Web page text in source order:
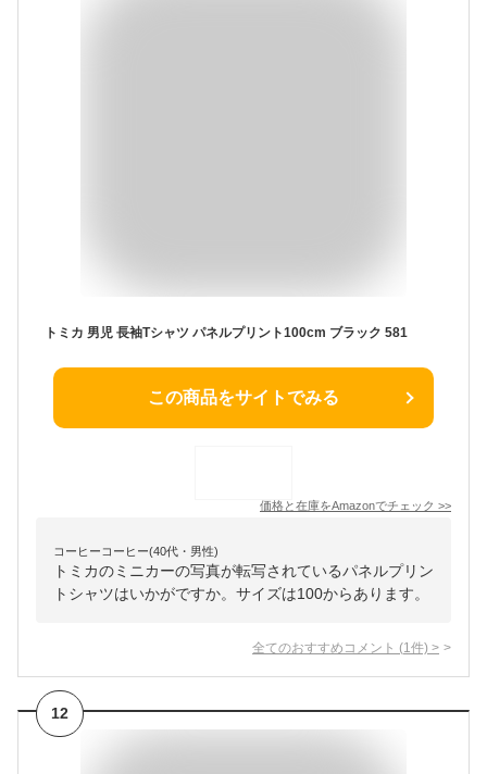
トミカ 男児 長袖Tシャツ パネルプリント100cm ブラック 581
この商品をサイトでみる
価格と在庫をAmazonでチェック >>
コーヒーコーヒー(40代・男性)
トミカのミニカーの写真が転写されているパネルプリン
トシャツはいかがですか。サイズは100からあります。
全てのおすすめコメント (1 件) >
12